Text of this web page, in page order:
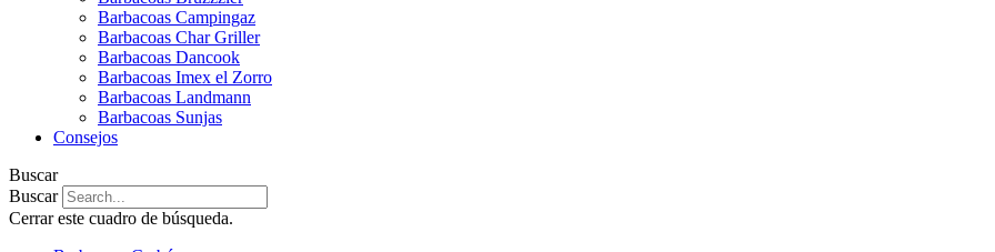
Barbacoas Campingaz
Barbacoas Char Griller
Barbacoas Dancook
Barbacoas Imex el Zorro
Barbacoas Landmann
Barbacoas Sunjas
Consejos
Buscar
Buscar
Cerrar este cuadro de búsqueda.